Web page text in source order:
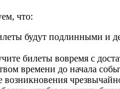
что:
будут подлинными и
билеты вовремя с
времени до начала
возникновения